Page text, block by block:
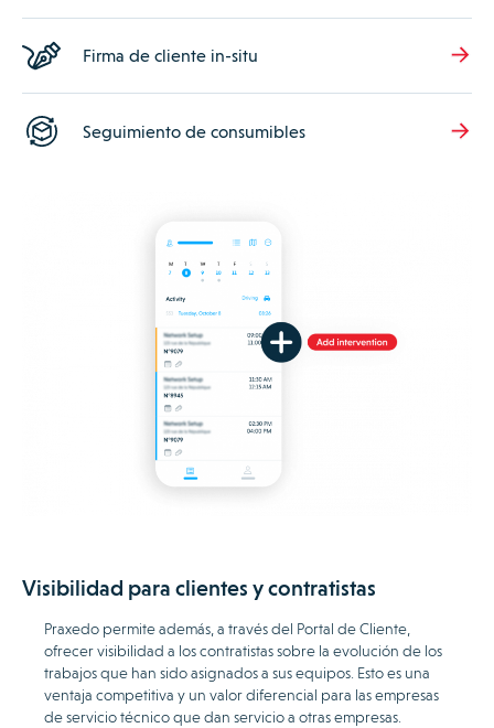
Firma de cliente in-situ
Seguimiento de consumibles
Visibilidad para clientes y contratistas
Praxedo permite además, a través del Portal de Cliente,
ofrecer visibilidad a los contratistas sobre la evolución de los
trabajos que han sido asignados a sus equipos. Esto es una
ventaja competitiva y un valor diferencial para las empresas
de servicio técnico que dan servicio a otras empresas.